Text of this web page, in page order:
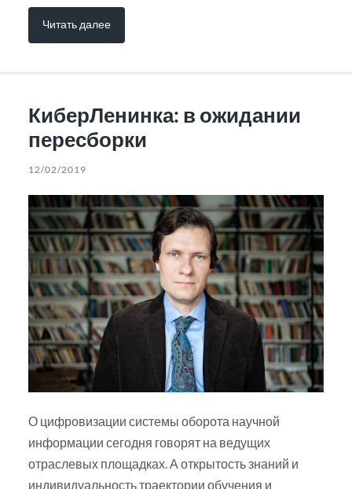
Читать далее
КиберЛенинка: в ожидании
пересборки
12/02/2019
О цифровизации системы оборота научной
информации сегодня говорят на ведущих
отраслевых площадках. А открытость знаний и
индивидуальность траектории обучения и